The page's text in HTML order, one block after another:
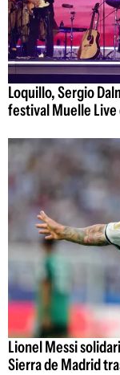
Loquillo, Sergio
festival Muelle Live
Lionel Messi
Sierra de Madrid